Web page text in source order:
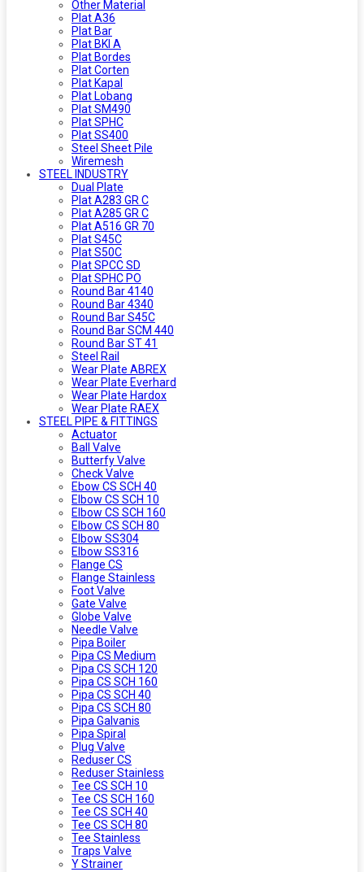
Other Material
Plat A36
Plat Bar
Plat BKI A
Plat Bordes
Plat Corten
Plat Kapal
Plat Lobang
Plat SM490
Plat SPHC
Plat SS400
Steel Sheet Pile
Wiremesh
STEEL INDUSTRY
Dual Plate
Plat A283 GR C
Plat A285 GR C
Plat A516 GR 70
Plat S45C
Plat S50C
Plat SPCC SD
Plat SPHC PO
Round Bar 4140
Round Bar 4340
Round Bar S45C
Round Bar SCM 440
Round Bar ST 41
Steel Rail
Wear Plate ABREX
Wear Plate Everhard
Wear Plate Hardox
Wear Plate RAEX
STEEL PIPE & FITTINGS
Actuator
Ball Valve
Butterfy Valve
Check Valve
Ebow CS SCH 40
Elbow CS SCH 10
Elbow CS SCH 160
Elbow CS SCH 80
Elbow SS304
Elbow SS316
Flange CS
Flange Stainless
Foot Valve
Gate Valve
Globe Valve
Needle Valve
Pipa Boiler
Pipa CS Medium
Pipa CS SCH 120
Pipa CS SCH 160
Pipa CS SCH 40
Pipa CS SCH 80
Pipa Galvanis
Pipa Spiral
Plug Valve
Reduser CS
Reduser Stainless
Tee CS SCH 10
Tee CS SCH 160
Tee CS SCH 40
Tee CS SCH 80
Tee Stainless
Traps Valve
Y Strainer